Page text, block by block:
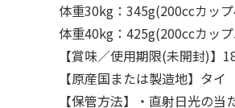
体重30kg：345g(200ccカッ
体重40kg：425g(200ccカッ
【賞味／使用期限(未開封)】
【原産国または製造地】タイ
【保管方法】・直射日光の